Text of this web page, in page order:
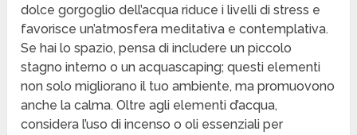
dolce gorgoglio dell’acqua riduce i livelli di stress e
favorisce un’atmosfera meditativa e contemplativa.
Se hai lo spazio, pensa di includere un piccolo
stagno interno o un acquascaping; questi elementi
non solo migliorano il tuo ambiente, ma promuovono
anche la calma. Oltre agli elementi d’acqua,
considera l’uso di incenso o oli essenziali per